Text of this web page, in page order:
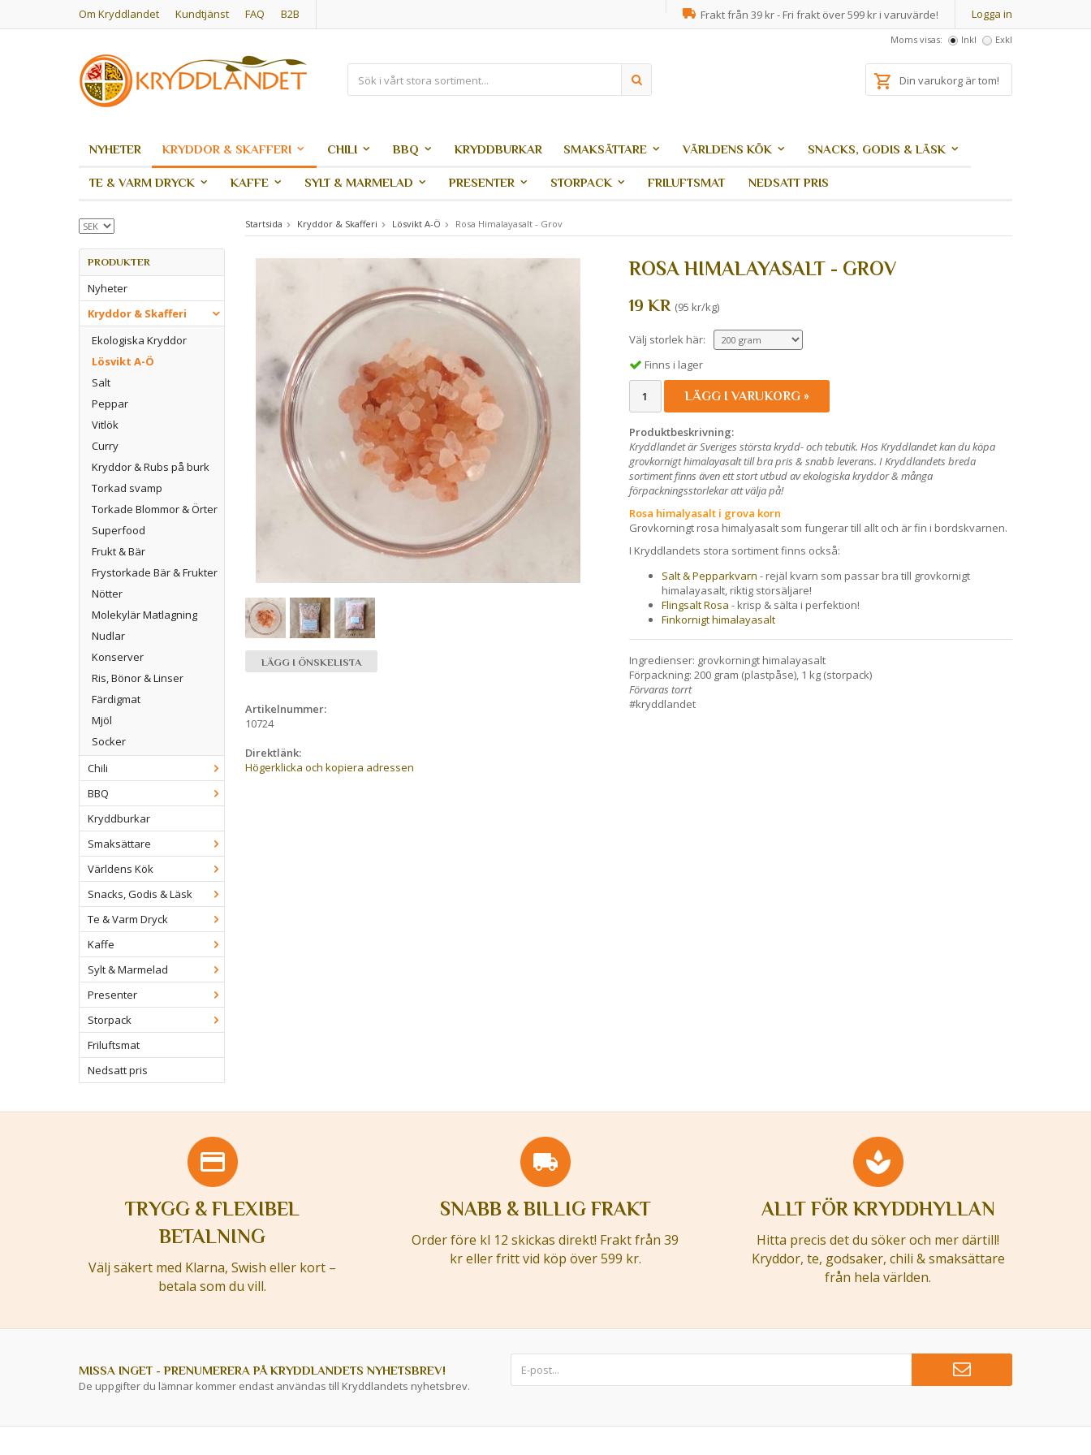
Om Kryddlandet Kundtjänst FAQ B2B Logga in
Frakt från 39 kr - Fri frakt över 599 kr i varuvärde!
Moms visas: Inkl Exkl
Din varukorg är tom!
NYHETER KRYDDOR & SKAFFERI CHILI BBQ KRYDDBURKAR SMAKSÄTTARE VÄRLDENS KÖK SNACKS, GODIS & LÄSK
TE & VARM DRYCK KAFFE SYLT & MARMELAD PRESENTER STORPACK FRILUFTSMAT NEDSATT PRIS
PRODUKTER
Nyheter
Kryddor & Skafferi
Ekologiska Kryddor
Lösvikt A-Ö
Salt
Peppar
Vitlök
Curry
Kryddor & Rubs på burk
Torkad svamp
Torkade Blommor & Örter
Superfood
Frukt & Bär
Frystorkade Bär & Frukter
Nötter
Molekylär Matlagning
Nudlar
Konserver
Ris, Bönor & Linser
Färdigmat
Mjöl
Socker
Chili
BBQ
Kryddburkar
Smaksättare
Världens Kök
Snacks, Godis & Läsk
Te & Varm Dryck
Kaffe
Sylt & Marmelad
Presenter
Storpack
Friluftsmat
Nedsatt pris
Startsida Kryddor & Skafferi Lösvikt A-Ö Rosa Himalayasalt - Grov
ROSA HIMALAYASALT - GROV
19 KR (95 kr/kg)
Välj storlek här:
Finns i lager
LÄGG I VARUKORG »
Produktbeskrivning:
Kryddlandet är Sveriges största krydd- och tebutik. Hos Kryddlandet kan du köpa
grovkornigt himalayasalt till bra pris & snabb leverans. I Kryddlandets breda
sortiment finns även ett stort utbud av ekologiska kryddor & många
förpackningsstorlekar att välja på!
Rosa himalyasalt i grova korn
Grovkorningt rosa himalyasalt som fungerar till allt och är fin i bordskvarnen.
I Kryddlandets stora sortiment finns också:
Salt & Pepparkvarn - rejäl kvarn som passar bra till grovkornigt
himalayasalt, riktig storsäljare!
Flingsalt Rosa - krisp & sälta i perfektion!
Finkornigt himalayasalt
Ingredienser: grovkorningt himalayasalt
Förpackning: 200 gram (plastpåse), 1 kg (storpack)
Förvaras torrt
#kryddlandet
LÄGG I ÖNSKELISTA
Artikelnummer:
10724
Direktlänk:
Högerklicka och kopiera adressen
TRYGG & FLEXIBEL
BETALNING
Välj säkert med Klarna, Swish eller kort –
betala som du vill.
SNABB & BILLIG FRAKT
Order före kl 12 skickas direkt! Frakt från 39
kr eller fritt vid köp över 599 kr.
ALLT FÖR KRYDDHYLLAN
Hitta precis det du söker och mer därtill!
Kryddor, te, godsaker, chili & smaksättare
från hela världen.
MISSA INGET - PRENUMERERA PÅ KRYDDLANDETS NYHETSBREV!
De uppgifter du lämnar kommer endast användas till Kryddlandets nyhetsbrev.